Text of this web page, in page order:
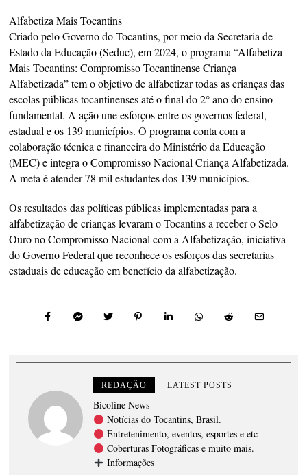
Alfabetiza Mais Tocantins
Criado pelo Governo do Tocantins, por meio da Secretaria de
Estado da Educação (Seduc), em 2024, o programa “Alfabetiza
Mais Tocantins: Compromisso Tocantinense Criança
Alfabetizada” tem o objetivo de alfabetizar todas as crianças das
escolas públicas tocantinenses até o final do 2° ano do ensino
fundamental. A ação une esforços entre os governos federal,
estadual e os 139 municípios. O programa conta com a
colaboração técnica e financeira do Ministério da Educação
(MEC) e integra o Compromisso Nacional Criança Alfabetizada.
A meta é atender 78 mil estudantes dos 139 municípios.
Os resultados das políticas públicas implementadas para a
alfabetização de crianças levaram o Tocantins a receber o Selo
Ouro no Compromisso Nacional com a Alfabetização, iniciativa
do Governo Federal que reconhece os esforços das secretarias
estaduais de educação em benefício da alfabetização.
REDAÇÃO LATEST POSTS
Bicoline News
Notícias do Tocantins, Brasil.
Entretenimento, eventos, esportes e etc
Coberturas Fotográficas e muito mais.
Informações